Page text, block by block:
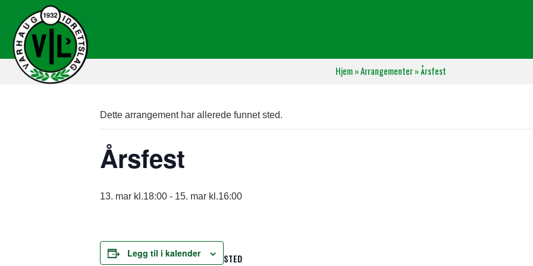
Hjem»Arrangementer»Årsfest
Dette arrangement har allerede funnet sted.
Årsfest
13. mar kl.18:00 - 15. mar kl.16:00
Legg til i kalender STED